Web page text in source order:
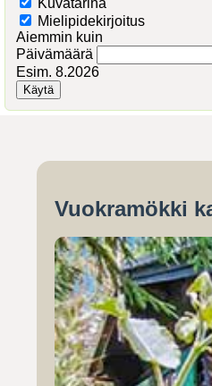
Mielipidekirjoitus
Aiemmin kuin
Päivämäärä
Esim. 8.2026
Vuokramökki